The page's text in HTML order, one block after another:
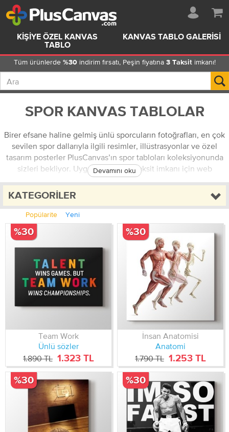
KIŞIYE ÖZEL KANVAS
TABLO
KANVAS TABLO GALERISI
Tüm ürünlerde %30 indirim fırsatı, Peşin fiyatına 3 Taksitimkanı!
SPOR KANVAS TABLOLAR
Birer efsane haline gelmiş ünlü sporcuların fotoğrafları, en çok
sevilen spor dallarıyla ilgili resimler, illüstrasyonlar ve özel
tasarım posterler PlusCanvas’ın spor tabloları koleksiyonunda
sizleri bekliyor. Uygun fiyatlar ve taksit imkanı için web
sitemizi ziyaret edin, sporcu ruhunuzu en iyi yansıtacak
tabloyu PlusCanvas’tan sipariş edin!
Devamını oku
KATEGORILER
Popülarite Yeni
Team Work
Ünlü sözler
1.890 TL 1.323 TL
%30
İnsan Anatomisi
Anatomi
1.790 TL 1.253 TL
%30
%30 %30